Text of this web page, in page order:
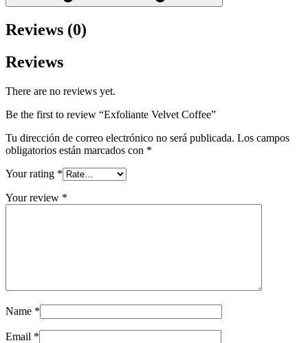
Reviews (0)
Reviews
There are no reviews yet.
Be the first to review “Exfoliante Velvet Coffee”
Tu dirección de correo electrónico no será publicada. Los campos
obligatorios están marcados con *
Your rating *
Your review *
Name *
Email *